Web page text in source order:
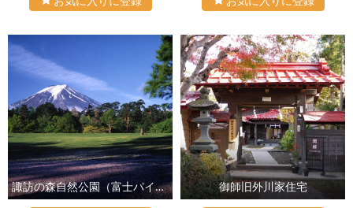
諏訪の森自然公園（富士パインズパーク） 御師旧外川家住宅